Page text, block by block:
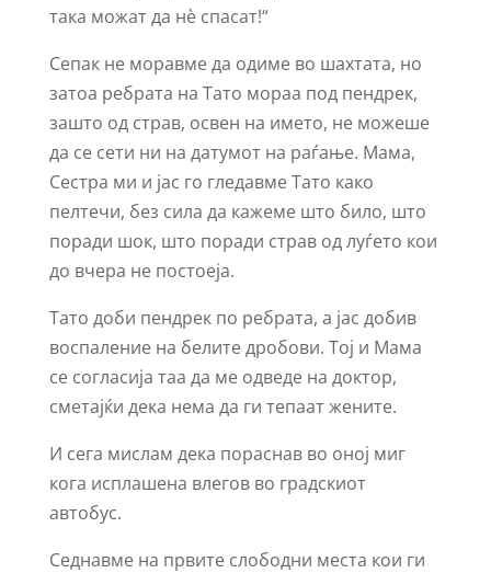
така можат да нè спасат!“
Сепак не моравме да одиме во шахтата, но
затоа ребрата на Тато мораа под пендрек,
зашто од страв, освен на името, не можеше
да се сети ни на датумот на раѓање. Мама,
Сестра ми и јас го гледавме Тато како
пелтечи, без сила да кажеме што било, што
поради шок, што поради страв од луѓето кои
до вчера не постоеја.
Тато доби пендрек по ребрата, а јас добив
воспаление на белите дробови. Тој и Мама
се согласија таа да ме одведе на доктор,
сметајќи дека нема да ги тепаат жените.
И сега мислам дека пораснав во оној миг
кога исплашена влегов во градскиот
автобус.
Седнавме на првите слободни места кои ги